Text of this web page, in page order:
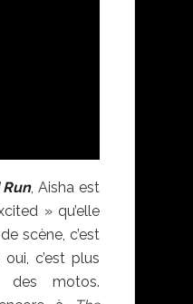
, Aisha est
» qu’elle
scène, c’est
c’est plus
motos.